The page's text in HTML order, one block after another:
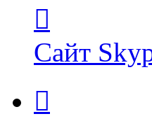
пользователя
MFS
Сайт